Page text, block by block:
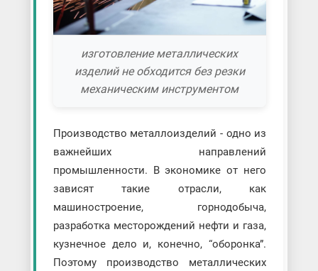
изготовление металлических
изделий не обходится без резки
механическим инструментом
Производство металлоизделий - одно из
важнейших направлений
промышленности. В экономике от него
зависят такие отрасли, как
машиностроение, горнодобыча,
разработка месторождений нефти и газа,
кузнечное дело и, конечно, “оборонка”.
Поэтому производство металлических